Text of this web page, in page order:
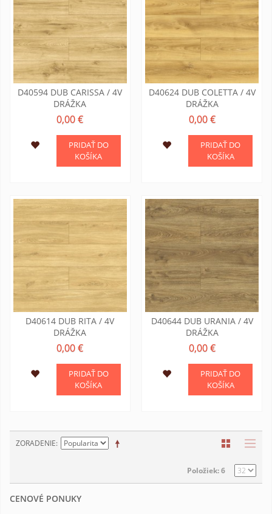
D40594 DUB CARISSA / 4V
DRÁŽKA
0,00 €
PRIDAŤ DO
KOŠÍKA
D40624 DUB COLETTA / 4V
DRÁŽKA
0,00 €
PRIDAŤ DO
KOŠÍKA
D40614 DUB RITA / 4V
DRÁŽKA
0,00 €
PRIDAŤ DO
KOŠÍKA
D40644 DUB URANIA / 4V
DRÁŽKA
0,00 €
PRIDAŤ DO
KOŠÍKA
ZORADENIE
Položiek: 6
CENOVÉ PONUKY